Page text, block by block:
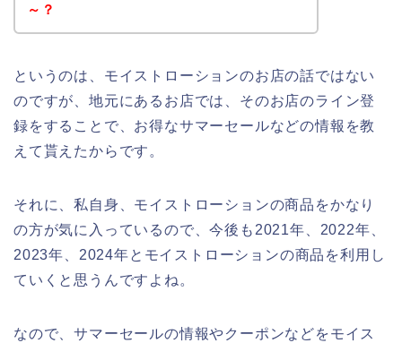
～？
というのは、モイストローションのお店の話ではない
のですが、地元にあるお店では、そのお店のライン登
録をすることで、お得なサマーセールなどの情報を教
えて貰えたからです。
それに、私自身、モイストローションの商品をかなり
の方が気に入っているので、今後も2021年、2022年、
2023年、2024年とモイストローションの商品を利用し
ていくと思うんですよね。
なので、サマーセールの情報やクーポンなどをモイス